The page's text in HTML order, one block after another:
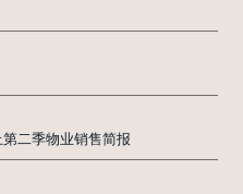
二季物业销售简报